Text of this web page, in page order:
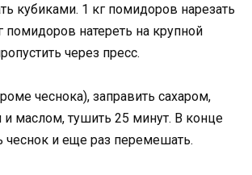
кубиками. 1 кг помидоров нарезать
помидоров натереть на крупной
через пресс.
чеснока), заправить сахаром,
маслом, тушить 25 минут. В конце
чеснок и еще раз перемешать.